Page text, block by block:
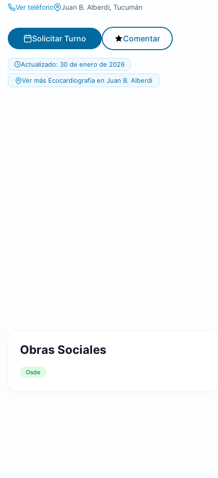
Ver teléfono Juan B. Alberdi, Tucumán
Solicitar Turno Comentar
Actualizado: 30 de enero de 2026
Ver más Ecocardiografia en Juan B. Alberdi
Obras Sociales
Osde